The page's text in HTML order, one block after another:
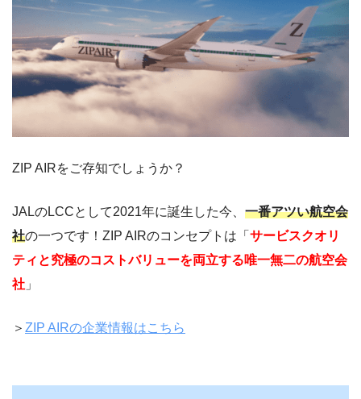
ZIP AIRをご存知でしょうか？
JALのLCCとして2021年に誕生した今、 一番アツい航空会
社の一つです！ZIP AIRのコンセプトは「 サービスクオリ
ティと究極のコストバリューを両立する唯一無二の航空会
社 」
＞ ZIP AIRの企業情報はこちら